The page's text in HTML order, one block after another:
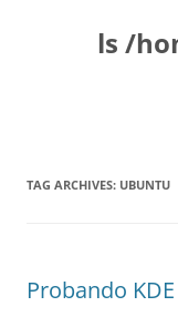
ls /
TAG ARCHIVES: UBUNTU
Probando